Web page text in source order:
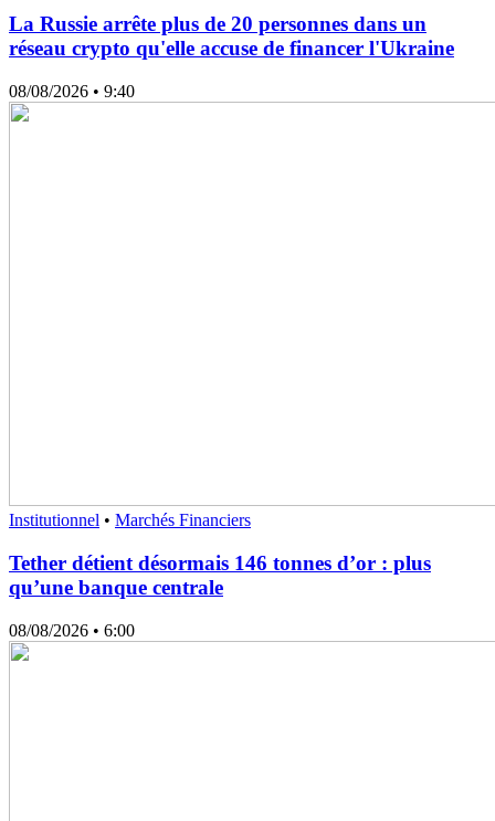
La Russie arrête plus de 20 personnes dans un
réseau crypto qu'elle accuse de financer l'Ukraine
08/08/2026 • 9:40
Institutionnel • Marchés Financiers
Tether détient désormais 146 tonnes d’or : plus
qu’une banque centrale
08/08/2026 • 6:00